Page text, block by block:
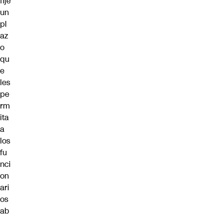
un
pl
az
o
qu
e
les
pe
rm
ita
a
los
fu
nci
on
ari
os
ab